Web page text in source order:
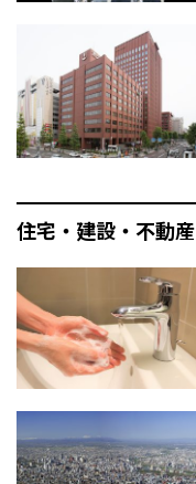
住宅・建設・不動産